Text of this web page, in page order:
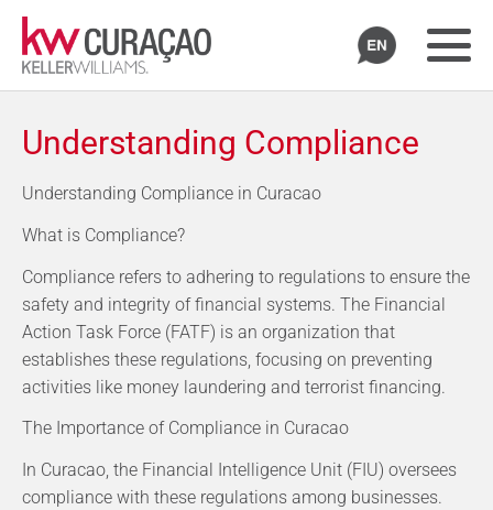
Understanding Compliance
Understanding Compliance in Curacao
What is Compliance?
Compliance refers to adhering to regulations to ensure the
safety and integrity of financial systems. The Financial
Action Task Force (FATF) is an organization that
establishes these regulations, focusing on preventing
activities like money laundering and terrorist financing.
The Importance of Compliance in Curacao
In Curacao, the Financial Intelligence Unit (FIU) oversees
compliance with these regulations among businesses.